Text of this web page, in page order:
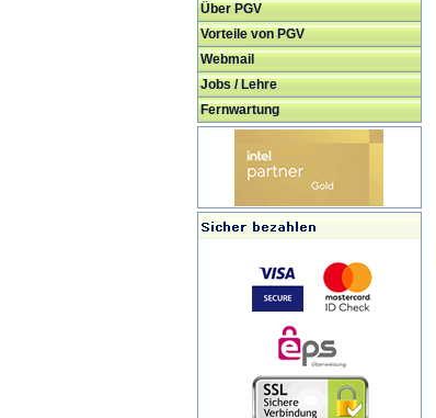
Über PGV
Vorteile von PGV
Webmail
Jobs / Lehre
Fernwartung